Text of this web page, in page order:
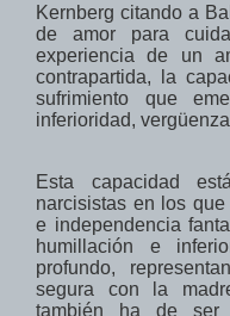
Kernberg citando a
de amor
para
experiencia
de un
contrapartida, la
sufrimiento que
inferioridad,
Esta capacidad
narcisistas en los que
e independencia
humillación
e
profundo,
segura
con la
también
ha de ser